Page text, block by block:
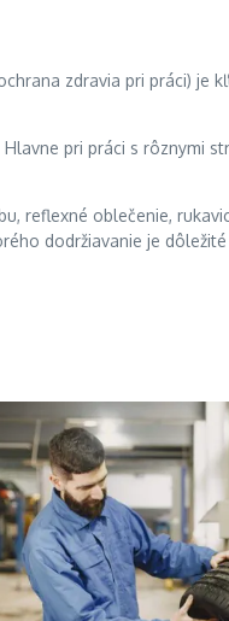
zdravia pri práci) je
pri práci s rôznymi
reflexné oblečenie,
dodržiavanie je